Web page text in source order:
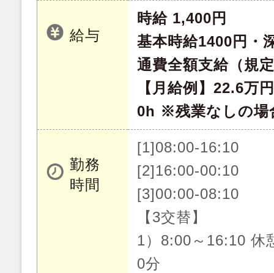
給与
時給 1,400円
基本時給1400円・
通費全額支給（規
【月給例】22.6万
0h ※残業なしの場
勤務
時間
[1]08:00-16:10
[2]16:00-00:10
[3]00:00-08:10
【3交替】
1）8:00～16:10 休
0分